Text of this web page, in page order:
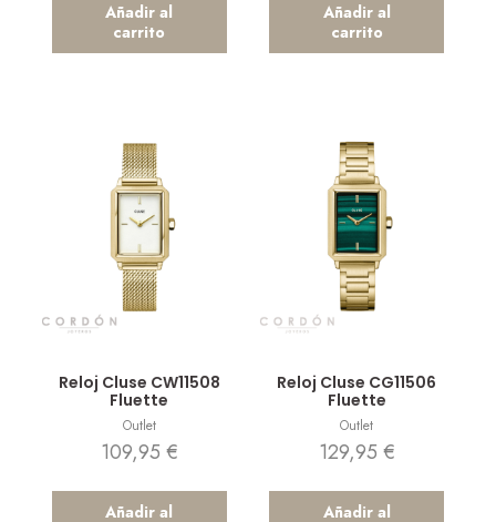
Añadir al
carrito
Añadir al
carrito
Reloj Cluse CW11508
Fluette
Outlet
109,95 €
Añadir al
Reloj Cluse CG11506
Fluette
Outlet
129,95 €
Añadir al